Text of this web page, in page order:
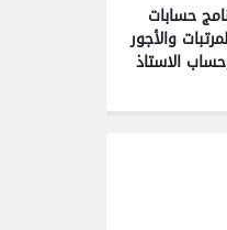
حسابات
والأجور
الاستاذ